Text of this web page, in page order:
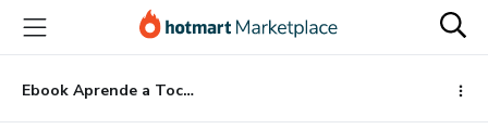
principal
página
de
página
Ebook Aprende a Tocar La Guitarra (La Guía Más Completa Para Principiantes)